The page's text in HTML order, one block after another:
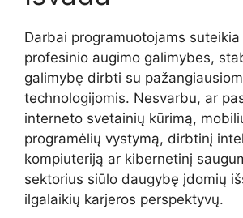
Darbai programuotojams suteikia
profesinio augimo galimybes,
galimybę dirbti su
technologijomis. Nesvarbu, ar
interneto svetainių kūrimą,
programėlių vystymą, dirbtinį
kompiuteriją ar kibernetinį
sektorius siūlo daugybę įdomių
ilgalaikių karjeros perspektyvų.